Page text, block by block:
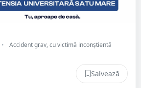
•
Accident grav, cu victimă inconștientă
Salvează